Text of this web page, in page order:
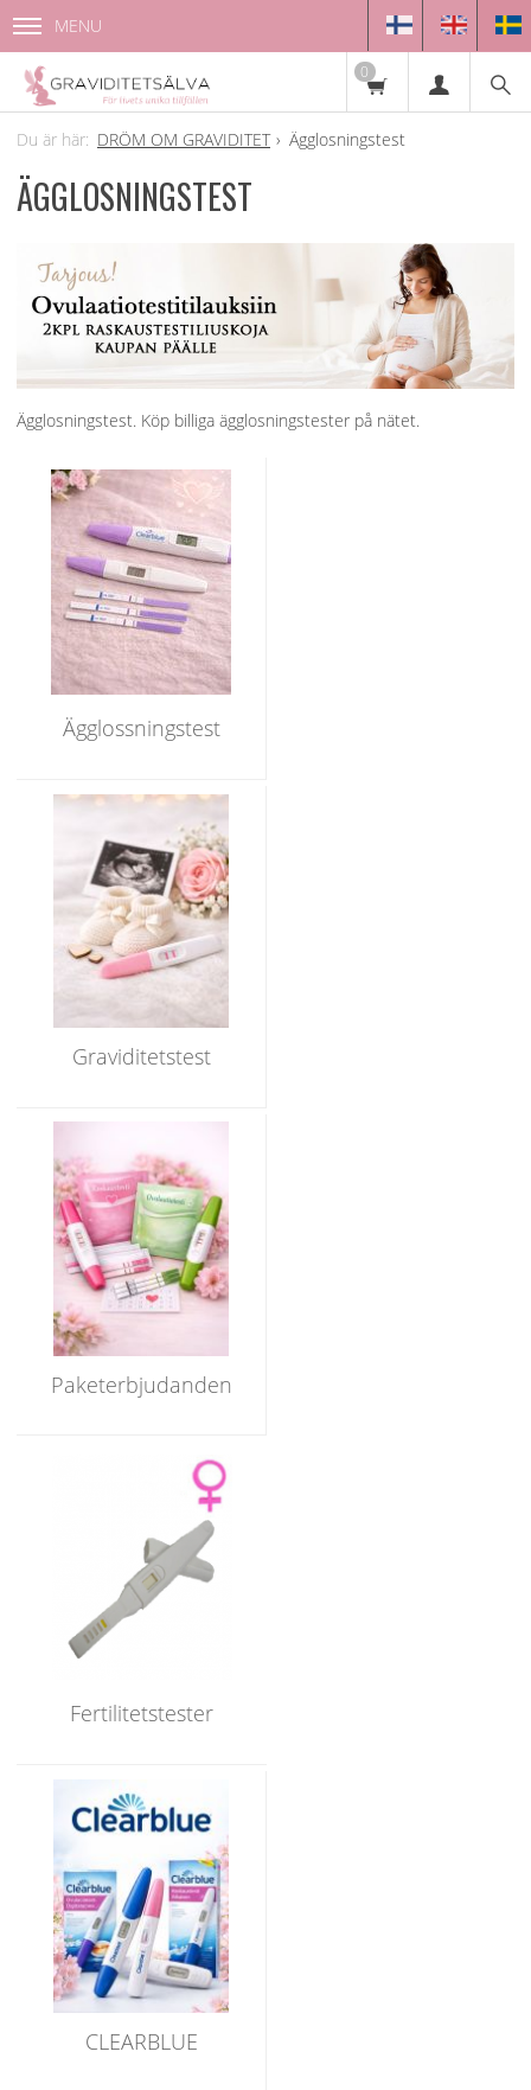
MENU
0
DRÖM OM GRAVIDITET Ägglosningstest
ÄGGLOSNINGSTEST
Ägglosningstest. Köp billiga ägglosningstester på nätet.
Ägglossningstest
Graviditetstest
Paketerbjudanden
Fertilitetstester
CLEARBLUE